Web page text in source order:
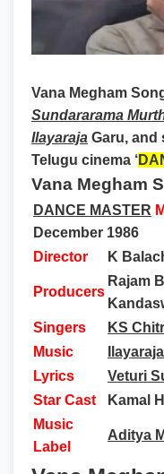
Vana Megham
Sundararama
Ilayaraja Garu, and
Telugu cinema ‘
Vana Megham
DANCE MASTER
December 1986
Director
K
Producers
Rajam
Singers
KS
Music
Ilayaraja
Lyrics
Veturi
Star Cast
Kamal
Music
Label
Aditya